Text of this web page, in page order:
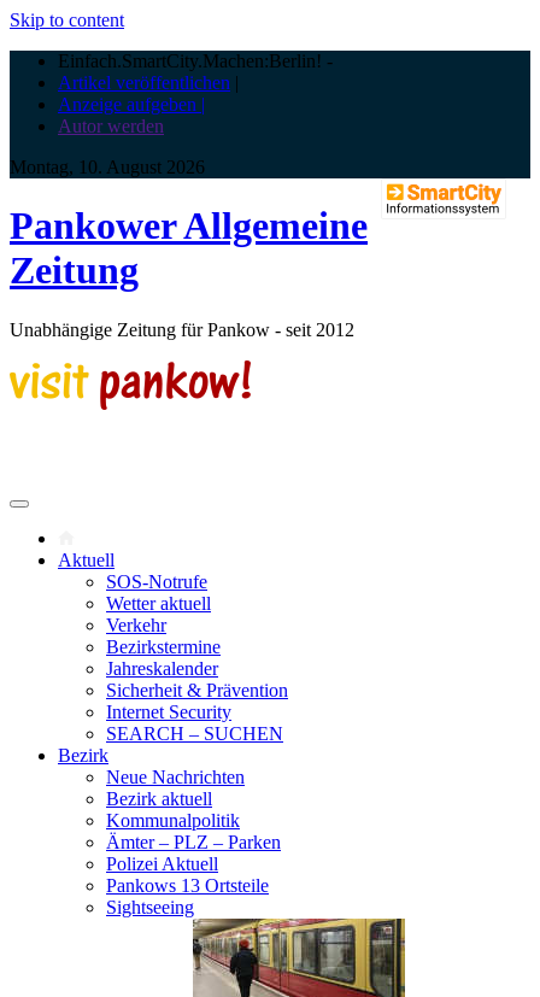
Skip to content
Einfach.SmartCity.Machen:Berlin! -
Artikel veröffentlichen |
Anzeige aufgeben |
Autor werden
Montag, 10. August 2026
Pankower Allgemeine
Zeitung
Unabhängige Zeitung für Pankow - seit 2012
Aktuell
SOS-Notrufe
Wetter aktuell
Verkehr
Bezirkstermine
Jahreskalender
Sicherheit & Prävention
Internet Security
SEARCH – SUCHEN
Bezirk
Neue Nachrichten
Bezirk aktuell
Kommunalpolitik
Ämter – PLZ – Parken
Polizei Aktuell
Pankows 13 Ortsteile
Sightseeing